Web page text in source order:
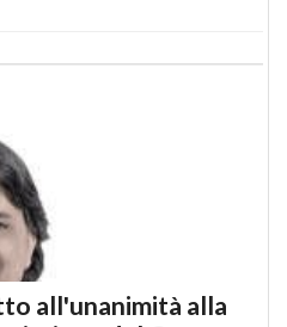
all'unanimità alla